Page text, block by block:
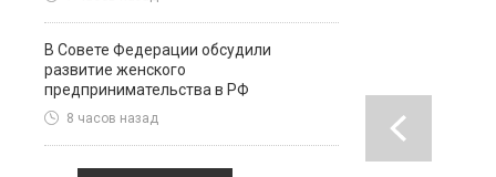
В Совете Федерации обсудили
развитие женского
предпринимательства в РФ
8 часов назад